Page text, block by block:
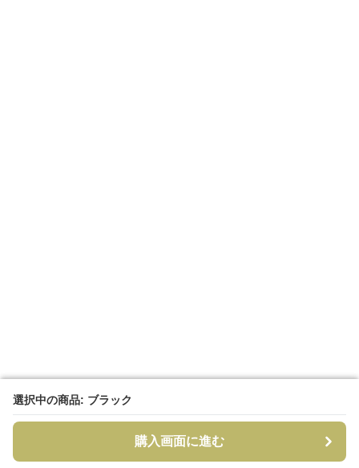
選択中の商品: ブラック
購入画面に進む
選択中の商品: ブラック
購入画面に進む